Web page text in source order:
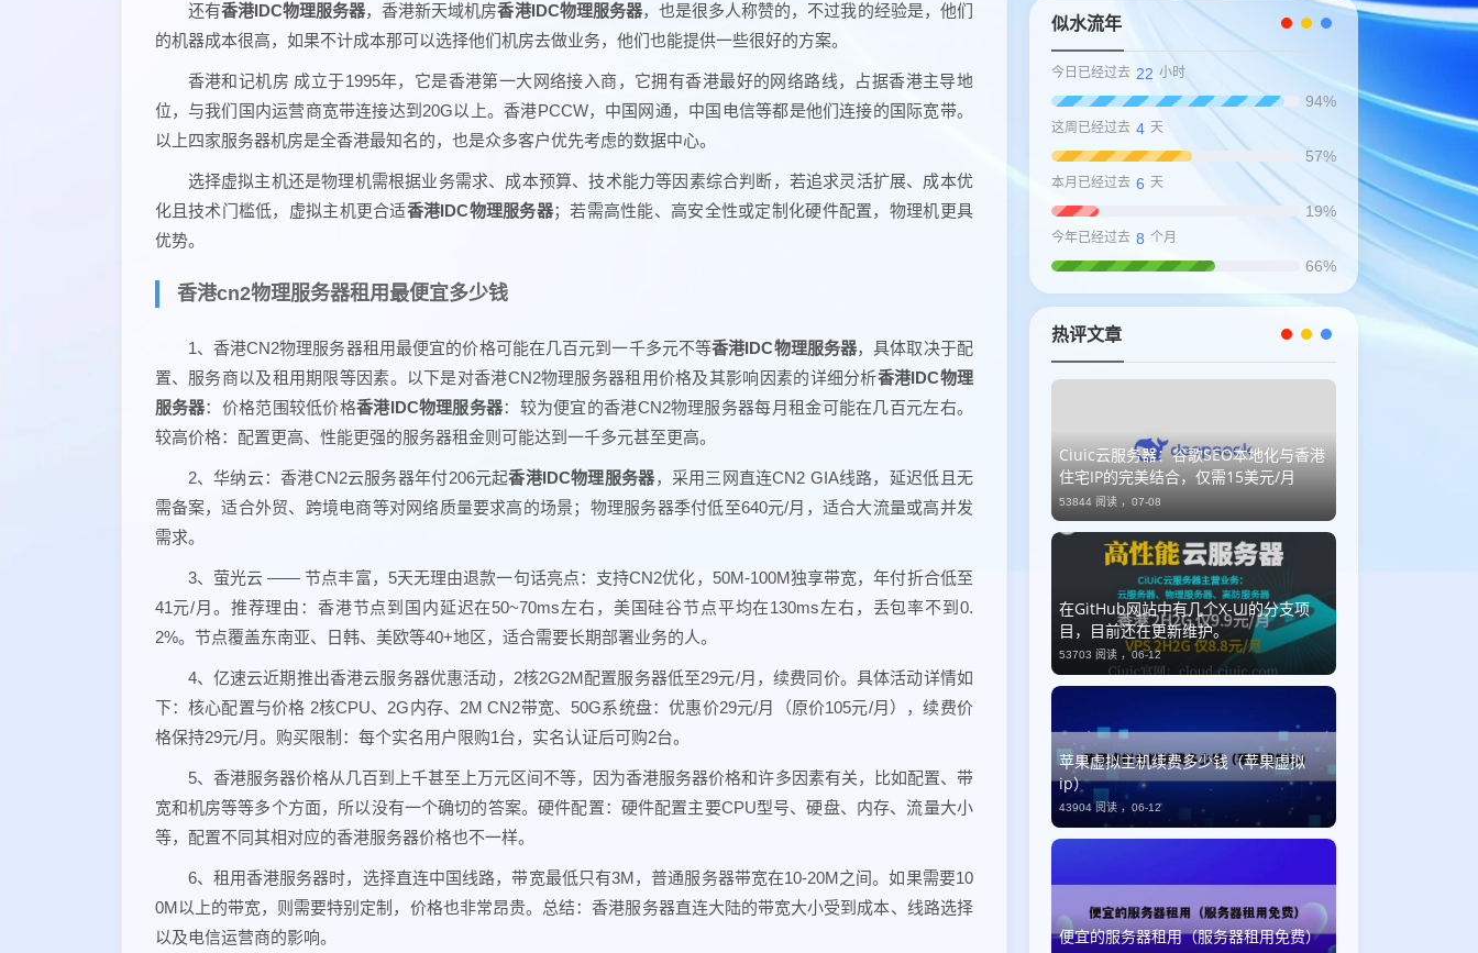
还有香港IDC物理服务器，香港新天域机房香港IDC物理服务器，也是很多人称赞的，不过我的经验是，他们
的机器成本很高，如果不计成本那可以选择他们机房去做业务，他们也能提供一些很好的方案。
香港和记机房 成立于1995年，它是香港第一大网络接入商，它拥有香港最好的网络路线，占据香港主导地
位，与我们国内运营商宽带连接达到20G以上。香港PCCW，中国网通，中国电信等都是他们连接的国际宽带。
以上四家服务器机房是全香港最知名的，也是众多客户优先考虑的数据中心。
选择虚拟主机还是物理机需根据业务需求、成本预算、技术能力等因素综合判断，若追求灵活扩展、成本优
化且技术门槛低，虚拟主机更合适香港IDC物理服务器；若需高性能、高安全性或定制化硬件配置，物理机更具
优势。
香港cn2物理服务器租用最便宜多少钱
1、香港CN2物理服务器租用最便宜的价格可能在几百元到一千多元不等香港IDC物理服务器，具体取决于配
置、服务商以及租用期限等因素。以下是对香港CN2物理服务器租用价格及其影响因素的详细分析香港IDC物理
服务器：价格范围较低价格香港IDC物理服务器：较为便宜的香港CN2物理服务器每月租金可能在几百元左右。
较高价格：配置更高、性能更强的服务器租金则可能达到一千多元甚至更高。
2、华纳云：香港CN2云服务器年付206元起香港IDC物理服务器，采用三网直连CN2 GIA线路，延迟低且无
需备案，适合外贸、跨境电商等对网络质量要求高的场景；物理服务器季付低至640元/月，适合大流量或高并发
需求。
3、萤光云 —— 节点丰富，5天无理由退款一句话亮点：支持CN2优化，50M-100M独享带宽，年付折合低至
41元/月。推荐理由：香港节点到国内延迟在50~70ms左右，美国硅谷节点平均在130ms左右，丢包率不到0.
2%。节点覆盖东南亚、日韩、美欧等40+地区，适合需要长期部署业务的人。
4、亿速云近期推出香港云服务器优惠活动，2核2G2M配置服务器低至29元/月，续费同价。具体活动详情如
下：核心配置与价格 2核CPU、2G内存、2M CN2带宽、50G系统盘：优惠价29元/月（原价105元/月），续费价
格保持29元/月。购买限制：每个实名用户限购1台，实名认证后可购2台。
5、香港服务器价格从几百到上千甚至上万元区间不等，因为香港服务器价格和许多因素有关，比如配置、带
宽和机房等等多个方面，所以没有一个确切的答案。硬件配置：硬件配置主要CPU型号、硬盘、内存、流量大小
等，配置不同其相对应的香港服务器价格也不一样。
6、租用香港服务器时，选择直连中国线路，带宽最低只有3M，普通服务器带宽在10-20M之间。如果需要10
0M以上的带宽，则需要特别定制，价格也非常昂贵。总结：香港服务器直连大陆的带宽大小受到成本、线路选择
以及电信运营商的影响。
似水流年
今日已经过去 22 小时
94%
这周已经过去 4 天
57%
本月已经过去 6 天
19%
今年已经过去 8 个月
66%
热评文章
Ciuic云服务器：谷歌SEO本地化与香港
住宅IP的完美结合，仅需15美元/月
53844 阅读 ，07-08
​在GitHub网站中有几个X-UI的分支项
目，目前还在更新维护。
53703 阅读 ，06-12
苹果虚拟主机续费多少钱（苹果虚拟
ip）
43904 阅读 ，06-12
便宜的服务器租用（服务器租用免费）